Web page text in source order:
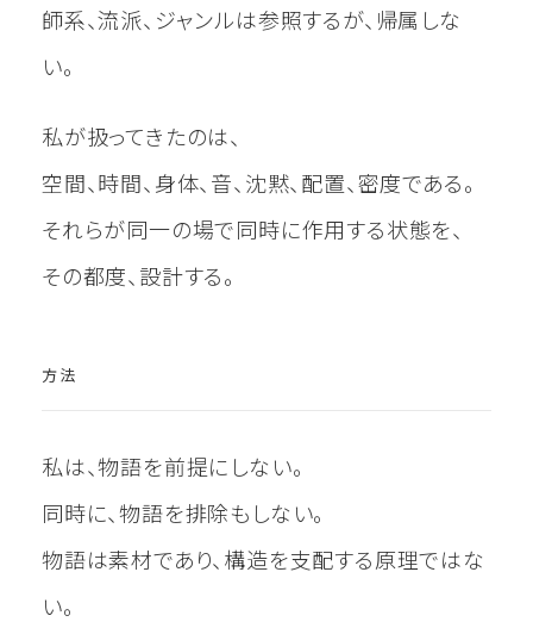
師系、流派、ジャンルは参照するが、帰属しな
い。
私が扱ってきたのは、
空間、時間、身体、音、沈黙、配置、密度である。
それらが同一の場で同時に作用する状態を、
その都度、設計する。
方法
私は、物語を前提にしない。
同時に、物語を排除もしない。
物語は素材であり、構造を支配する原理ではな
い。